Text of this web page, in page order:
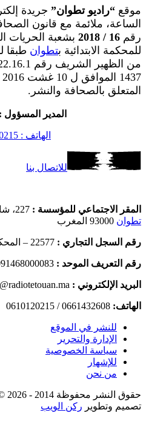
موقع “راديو تطوان” جريدة
الساعة، ملائمة مع قانون
رقم 16 / 2018
بشعبة الحريات
للمحكمة الابتدائية بتطوان
المتعلق بالصحافة والنشر.
المدير
الهاتف : 0610120215
للاتصال بنا
المقر الاجتماعي للمؤسسة : 227، شارع محمد بنونة، الطويلع –
تطوان
رقم السجل التجاري : 22577 – المحكمة الابتدائية بتطوان
رقم التعريف الموحد :
البريد الإلكتروني :
الهاتف: 0661432608 / 0610120215
للنشر في الموقع
الإدارة والتحرير
سياسة الخصوصية
للإشهار
من نحن
حقوق النشر محفوظة 2014 - 2026 © راديو تطوان
تصميم وتطوير ركن الويب